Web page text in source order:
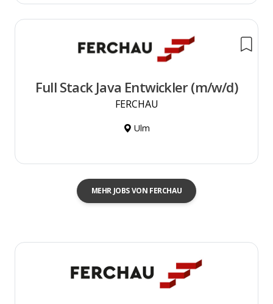
Full Stack Java Entwickler (m/w/d)
FERCHAU
Ulm
MEHR JOBS VON FERCHAU